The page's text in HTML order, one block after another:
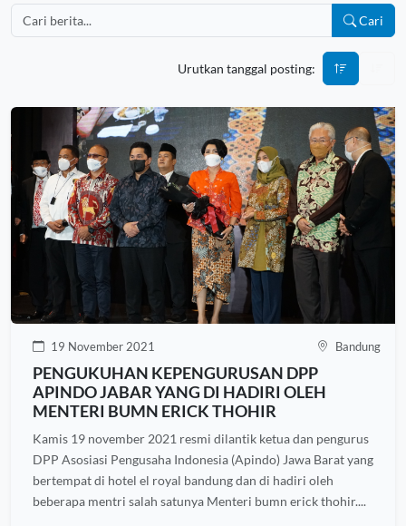
Cari
Urutkan tanggal posting:
19 November 2021 Bandung
PENGUKUHAN KEPENGURUSAN DPP
APINDO JABAR YANG DI HADIRI OLEH
MENTERI BUMN ERICK THOHIR
Kamis 19 november 2021 resmi dilantik ketua dan pengurus
DPP Asosiasi Pengusaha Indonesia (Apindo) Jawa Barat yang
bertempat di hotel el royal bandung dan di hadiri oleh
beberapa mentri salah satunya Menteri bumn erick thohir....